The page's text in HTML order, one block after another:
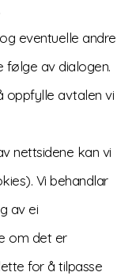
eventuelle andre
følge av dialogen.
oppfylle avtalen vi
nettsidene kan vi
Vi behandlar
av ei
om det er
for å tilpasse